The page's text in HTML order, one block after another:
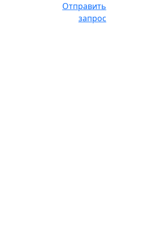
Отправить
запрос